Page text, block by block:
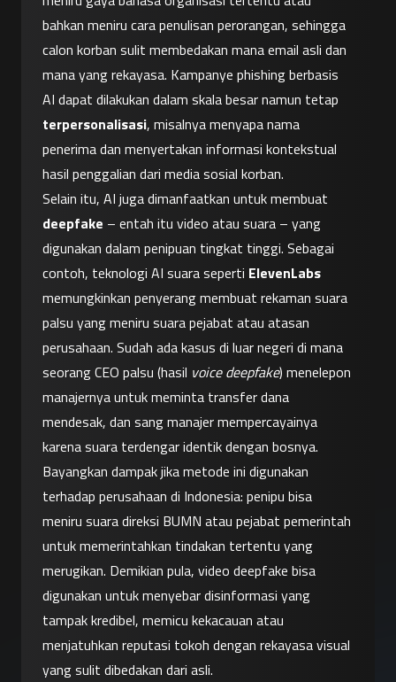
bahkan meniru cara penulisan perorangan, sehingga
calon korban sulit membedakan mana email asli dan
mana yang rekayasa. Kampanye phishing berbasis
terpersonalisasi, misalnya menyapa nama
penerima dan menyertakan informasi kontekstual
hasil penggalian dari media sosial korban.
deepfake – entah itu video atau suara – yang
digunakan dalam penipuan tingkat tinggi. Sebagai
contoh, teknologi AI suara seperti ElevenLabs
memungkinkan penyerang membuat rekaman suara
palsu yang meniru suara pejabat atau atasan
perusahaan. Sudah ada kasus di luar negeri di mana
seorang CEO palsu (hasil voice deepfake) menelepon
manajernya untuk meminta transfer dana
mendesak, dan sang manajer mempercayainya
karena suara terdengar identik dengan bosnya.
Bayangkan dampak jika metode ini digunakan
terhadap perusahaan di Indonesia: penipu bisa
meniru suara direksi BUMN atau pejabat pemerintah
untuk memerintahkan tindakan tertentu yang
merugikan. Demikian pula, video deepfake bisa
digunakan untuk menyebar disinformasi yang
tampak kredibel, memicu kekacauan atau
menjatuhkan reputasi tokoh dengan rekayasa visual
yang sulit dibedakan dari asli.